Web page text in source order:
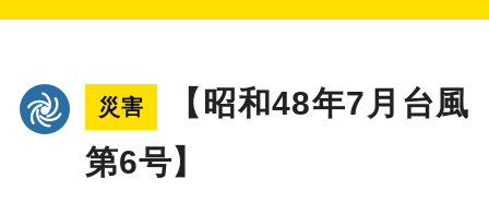
災害
【昭和48年7月台風
第6号】